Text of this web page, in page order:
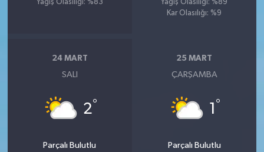
Yağış Olasılığı: %83
Yağış Olasılığı: %89
Kar Olasılığı: %9
24 MART
SALI
2°
Parçalı Bulutlu
25 MART
ÇARŞAMBA
1 °
Parçalı Bulutlu